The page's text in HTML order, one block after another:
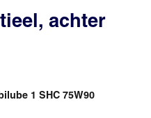
achter
1 SHC 75W90